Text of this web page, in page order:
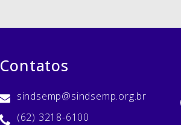
Contatos
sindsemp@sindsemp.org.br
(62) 3218-6100